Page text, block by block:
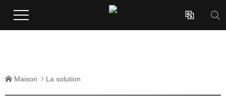

 Maison  La solution